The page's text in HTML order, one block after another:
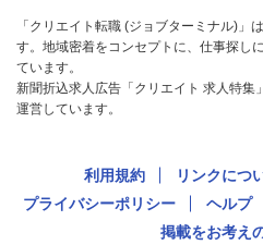
「クリエイト転職 (ジョブターミナル)」
す。地域密着をコンセプトに、仕事探し
ています。
新聞折込求人広告「クリエイト 求人特集
運営しています。
利用規約 リンクにつ
プライバシーポリシー
ヘルプ
掲載をお考え